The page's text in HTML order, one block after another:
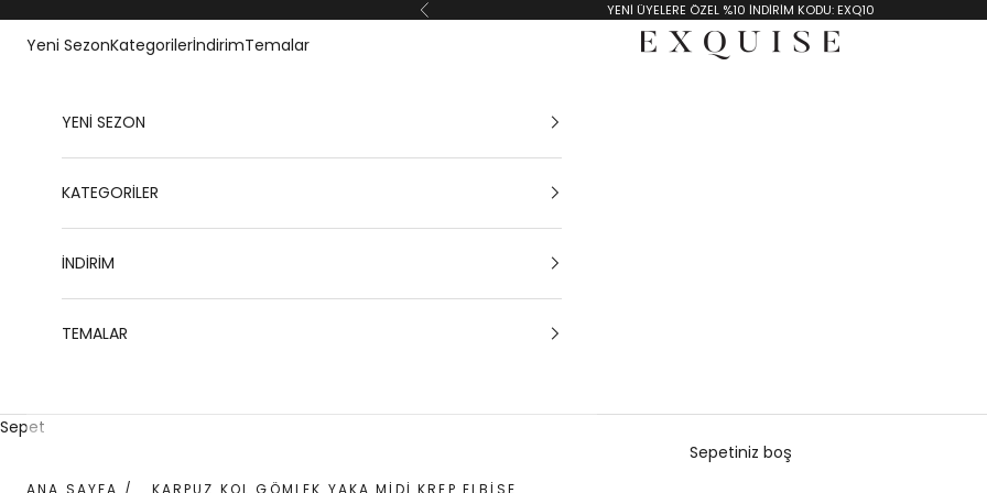
Geri YENİ ÜYELERE ÖZEL %10 İNDİRİM KODU: EXQ10
Exquise TR
Yeni SezonKategorilerİndirimTemalar
YENİ SEZON
KATEGORİLER
İNDİRİM
TEMALAR
Sepet
Sepetiniz boş
ANA SAYFA / KARPUZ KOL GÖMLEK YAKA MIDI KREP ELBISE